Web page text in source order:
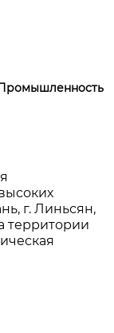
г. Линьсян,
территории